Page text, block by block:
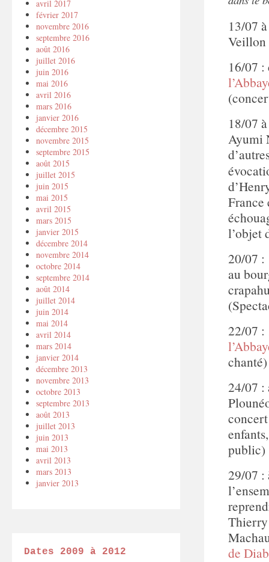
avril 2017
février 2017
novembre 2016
septembre 2016
août 2016
juillet 2016
juin 2016
mai 2016
avril 2016
mars 2016
janvier 2016
décembre 2015
novembre 2015
septembre 2015
août 2015
juillet 2015
juin 2015
mai 2015
avril 2015
mars 2015
janvier 2015
décembre 2014
novembre 2014
octobre 2014
septembre 2014
août 2014
juillet 2014
juin 2014
mai 2014
avril 2014
mars 2014
janvier 2014
décembre 2013
novembre 2013
octobre 2013
septembre 2013
août 2013
juillet 2013
juin 2013
mai 2013
avril 2013
mars 2013
janvier 2013
Dates 2009 à 2012
13/07
16/07 :
18/07
Ayumi
France
l’objet
20/07
au
22/07 :
24/07 :
public)
29/07 :
Thierry
de